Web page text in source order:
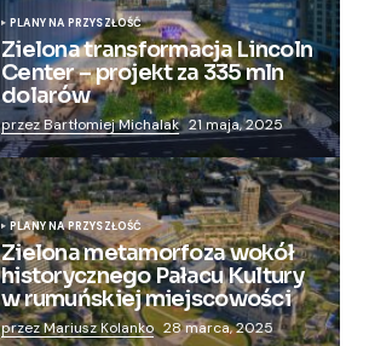
PLANY NA PRZYSZŁOŚĆ
Zielona transformacja Lincoln
Center – projekt za 335 mln
dolarów
przez Bartłomiej Michalak 21 maja, 2025
PLANY NA PRZYSZŁOŚĆ
Zielona metamorfoza wokół
historycznego Pałacu Kultury
w rumuńskiej miejscowości
przez Mariusz Kolanko 28 marca, 2025